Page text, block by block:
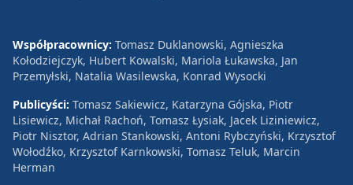
Współpracownicy: Tomasz Duklanowski, Agnieszka
Kołodziejczyk, Hubert Kowalski, Mariola Łukawska, Jan
Przemyłski, Natalia Wasilewska, Konrad Wysocki
Publicyści: Tomasz Sakiewicz, Katarzyna Gójska, Piotr
Lisiewicz, Michał Rachoń, Tomasz Łysiak, Jacek Liziniewicz,
Piotr Nisztor, Adrian Stankowski, Antoni Rybczyński, Krzysztof
Wołodźko, Krzysztof Karnkowski, Tomasz Teluk, Marcin
Herman